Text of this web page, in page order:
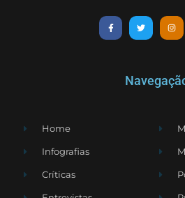
Home
Infografias
Críticas